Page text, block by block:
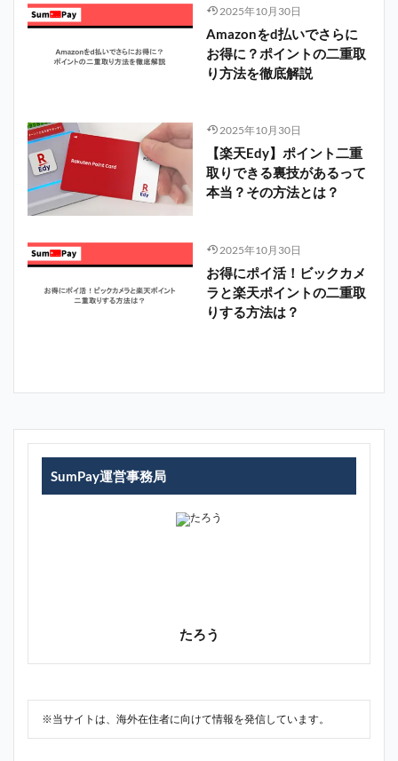
2025年10月30日
Amazonをd払いでさらに
お得に？ポイントの二重取
り方法を徹底解説
2025年10月30日
【楽天Edy】ポイント二重
取りできる裏技があるって
本当？その方法とは？
2025年10月30日
お得にポイ活！ビックカメ
ラと楽天ポイントの二重取
りする方法は？
SumPay運営事務局
たろう
※当サイトは、海外在住者に向けて情報を発信しています。